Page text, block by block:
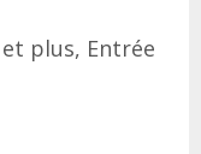
plus, Entrée